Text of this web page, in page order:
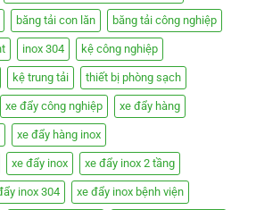
băng tải con lăn băng tải công nghiệp
inox 304 kệ công nghiệp
kệ trung tải thiết bị phòng sạch
xe đẩy công nghiệp xe đẩy hàng
xe đẩy hàng inox
xe đẩy inox xe đẩy inox 2 tầng
inox 304 xe đẩy inox bệnh viện